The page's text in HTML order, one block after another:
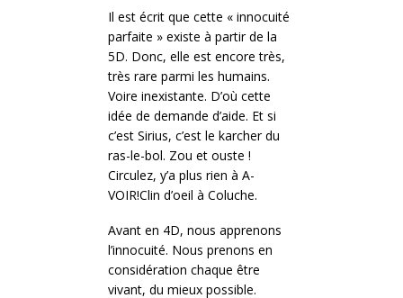
Il est écrit que cette « innocuité
parfaite » existe à partir de la
5D. Donc, elle est encore très,
très rare parmi les humains.
Voire inexistante. D’où cette
idée de demande d’aide. Et si
c’est Sirius, c’est le karcher du
ras-le-bol. Zou et ouste !
Circulez, y’a plus rien à A-
VOIR!Clin d’oeil à Coluche.
Avant en 4D, nous apprenons
l’innocuité. Nous prenons en
considération chaque être
vivant, du mieux possible.